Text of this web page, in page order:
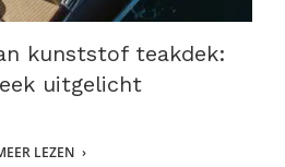
kunststof teakdek:
uitgelicht
LEZEN